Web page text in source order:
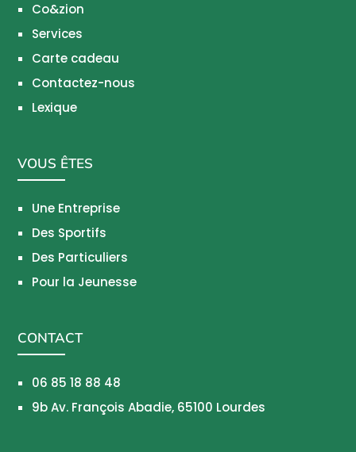
Co&zion
Services
Carte cadeau
Contactez-nous
Lexique
VOUS ÊTES
Une Entreprise
Des Sportifs
Des Particuliers
Pour la Jeunesse
CONTACT
06 85 18 88 48
9b Av. François Abadie, 65100 Lourdes